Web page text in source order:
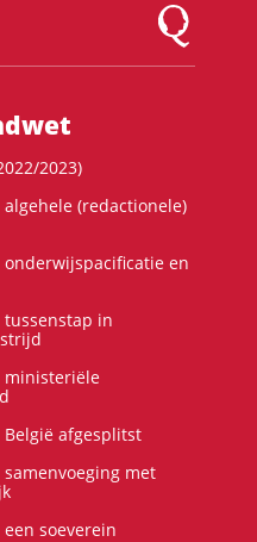
Logo
2023)
(redactionele)
en
tussenstap in
ministeriële
afgesplitst
met
soeverein